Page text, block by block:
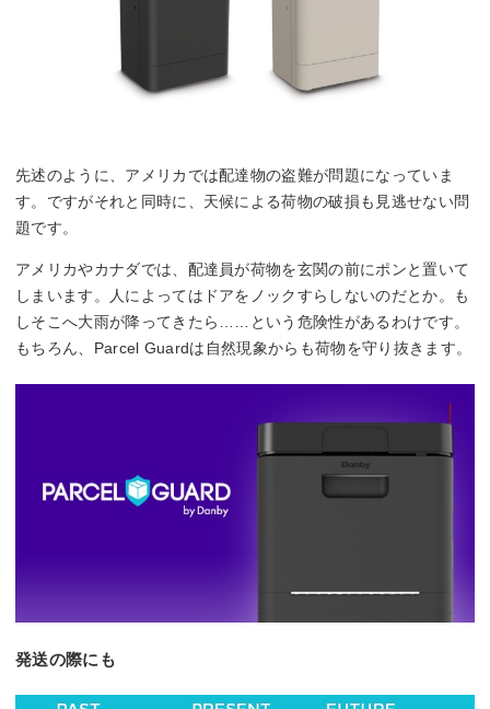
先述のように、アメリカでは配達物の盗難が問題になっていま
す。ですがそれと同時に、天候による荷物の破損も見逃せない問
題です。
アメリカやカナダでは、配達員が荷物を玄関の前にポンと置いて
しまいます。人によってはドアをノックすらしないのだとか。も
しそこへ大雨が降ってきたら……という危険性があるわけです。
もちろん、Parcel Guardは自然現象からも荷物を守り抜きます。
発送の際にも